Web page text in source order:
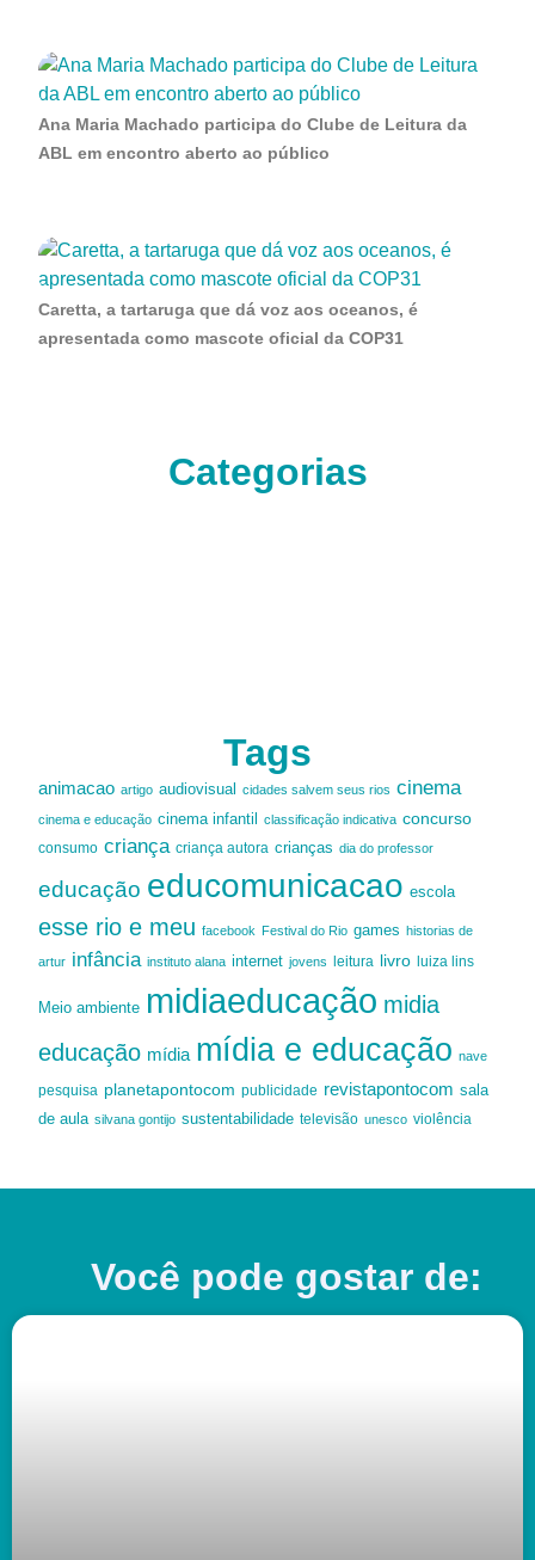
Ana Maria Machado participa do Clube de Leitura da
ABL em encontro aberto ao público
Caretta, a tartaruga que dá voz aos oceanos, é
apresentada como mascote oficial da COP31
Categorias
Tags
animacao artigo audiovisual cidades salvem seus rios cinema
cinema e educação cinema infantil classificação indicativa concurso
consumo criança criança autora crianças dia do professor
educação educomunicacao escola
esse rio e meu facebook Festival do Rio games historias de
artur infância instituto alana internet jovens leitura livro luiza lins
Meio ambiente midiaeducação midia
educação mídia mídia e educação nave
pesquisa planetapontocom publicidade revistapontocom sala
de aula silvana gontijo sustentabilidade televisão unesco violência
Você pode gostar de: